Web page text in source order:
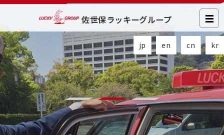
jp en cn kr
佐世保ラッキーグループ